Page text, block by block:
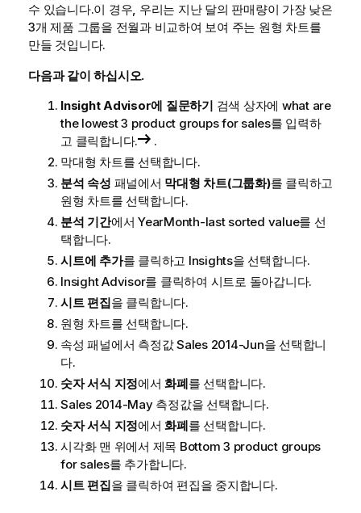
수 있습니다.이 경우, 우리는 지난 달의 판매량이 가장 낮은
3개 제품 그룹을 전월과 비교하여 보여 주는 원형 차트를
만들 것입니다.
다음과 같이 하십시오.
Insight Advisor에 질문하기 검색 상자에 what are
the lowest 3 product groups for sales를 입력하
고 클릭합니다.
.
막대형 차트를 선택합니다.
분석 속성 패널에서 막대형 차트(그룹화)를 클릭하고
원형 차트를 선택합니다.
분석 기간에서 YearMonth-last sorted value를 선
택합니다.
시트에 추가를 클릭하고 Insights을 선택합니다.
Insight Advisor를 클릭하여 시트로 돌아갑니다.
시트 편집을 클릭합니다.
원형 차트를 선택합니다.
속성 패널에서 측정값Sales 2014-Jun을 선택합니
다.
숫자 서식 지정에서화폐를 선택합니다.
Sales 2014-May측정값을 선택합니다.
숫자 서식 지정에서화폐를 선택합니다.
시각화 맨 위에서 제목 Bottom 3 product groups
for sales를 추가합니다.
시트 편집을 클릭하여 편집을 중지합니다.